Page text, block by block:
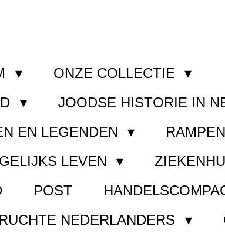
ONZE COLLECTIE
JOODSE HISTORIE IN
EN LEGENDEN
LEVEN
POST
NEDERLANDERS